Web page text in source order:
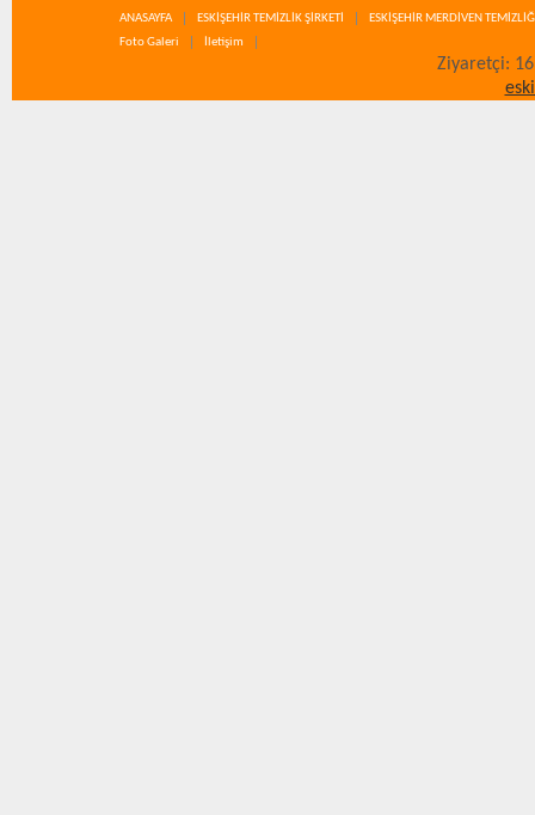
ANASAYFA ESKİŞEHİR TEMİZLİK ŞİRKETİ
ESKİŞEHİR MERDİVEN
Foto Galeri
İletişim
Ziyaretçi: